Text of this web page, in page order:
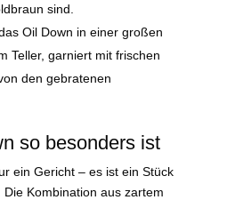
sind.
Oil Down in einer großen
Teller, garniert mit frischen
den gebratenen
so besonders ist
ein Gericht – es ist ein Stück
Kombination aus zartem